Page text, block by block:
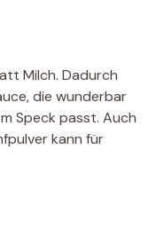
Milch. Dadurch
die wunderbar
Speck passt. Auch
kann für